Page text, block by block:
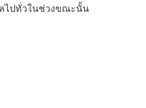
ไปทั่วในช่วงขณะนั้น